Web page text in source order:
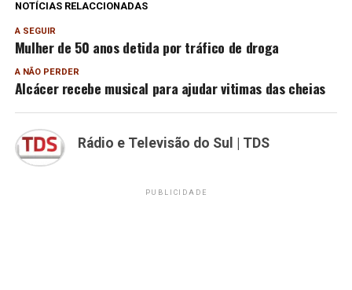
NOTÍCIAS RELACCIONADAS
A SEGUIR
Mulher de 50 anos detida por tráfico de droga
A NÃO PERDER
Alcácer recebe musical para ajudar vitimas das cheias
Rádio e Televisão do Sul | TDS
PUBLICIDADE